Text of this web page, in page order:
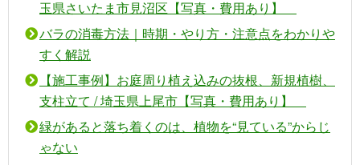
玉県さいたま市見沼区【写真・費用あり】
バラの消毒方法｜時期・やり方・注意点をわかりや
すく解説
【施工事例】お庭周り植え込みの抜根、新規植樹、
支柱立て / 埼玉県上尾市【写真・費用あり】
緑があると落ち着くのは、植物を“見ている”からじ
ゃない